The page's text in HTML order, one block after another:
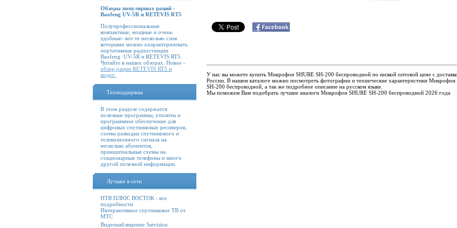
Обзоры популярных раций -
Baofeng UV-5R и RETEVIS RT5
Полупрофессиональные
компактные, мощные и очень
удобные- вот те несколько слов
которыми можно охарактеризовать
портативные радиостанции
Baofeng UV-5R и RETEVIS RT5.
Читайте в наших обзорах. Новое -
обзор рации RETEVIS RT5 и
видео
Техподдержка
В этом разделе содержатся
полезные программы, утилиты и
программное обеспечение для
цифровых спутниковых ресиверов,
схемы разводки спутникового и
телевизионного сигнала на
несколько абонентов,
принципиальные схемы на
стационарные телефоны и много
другой полезной информации.
Лучшее в сети
НТВ ПЛЮС ВОСТОК - все
подробности
Интерактивное спутниковое ТВ от
МТС
Видеонаблюдение Satvision
У нас вы можете купить Микрофон SHURE SH-200 беспроводной по низкой оптовой цене с
России. В нашем каталоге можно посмотреть фотографии и технические характеристики Микрофон
SH-200 беспроводной, а так же подробное описание на русском языке.
Мы поможем Вам подобрать лучшие аналоги Микрофон SHURE SH-200 беспроводной 2026 года